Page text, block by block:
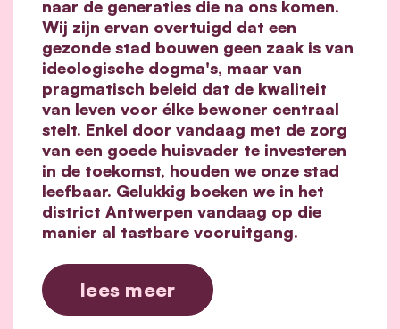
naar de generaties die na ons komen.
Wij zijn ervan overtuigd dat een
gezonde stad bouwen geen zaak is van
ideologische dogma's, maar van
pragmatisch beleid dat de kwaliteit
van leven voor élke bewoner centraal
stelt. Enkel door vandaag met de zorg
van een goede huisvader te investeren
in de toekomst, houden we onze stad
leefbaar. Gelukkig boeken we in het
district Antwerpen vandaag op die
manier al tastbare vooruitgang.
lees meer